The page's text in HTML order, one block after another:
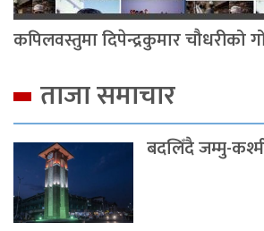
कपिलवस्तुमा दिपेन्द्रकुमार चौधरीको
ताजा समाचार
बदलिँदै जम्मु-